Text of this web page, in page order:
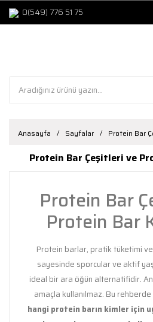
0(549) 776 51 75
Anasayfa Sayfalar Protein Bar
Protein Bar Çeşitleri ve
Protein Bar
Protein Bar
Protein barlar, pratik tüketimi
sayesinde sporcular ve aktif
ideal bir ara öğün alternatifidir.
amaçla kullanılmaz. Bu rehberde
hangi protein barın kimler için